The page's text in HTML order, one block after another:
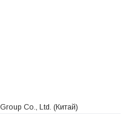
Co., Ltd. (Китай)